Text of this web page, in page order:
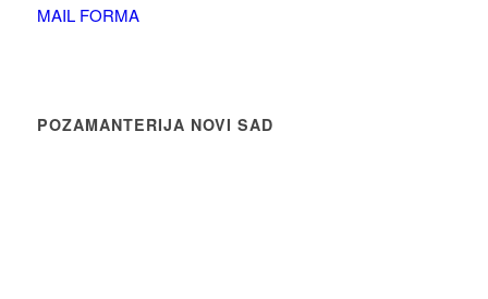
MAIL FORMA
POZAMANTERIJA NOVI SAD